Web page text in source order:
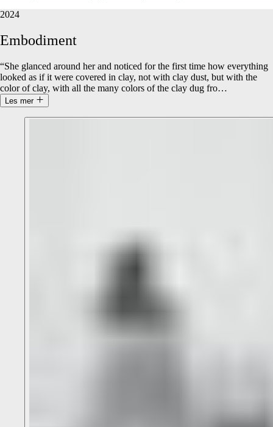
2024
Embodiment
“She glanced around her and noticed for the first time how everything
looked as if it were covered in clay, not with clay dust, but with the
color of clay, with all the many colors of the clay dug fro…
Les mer